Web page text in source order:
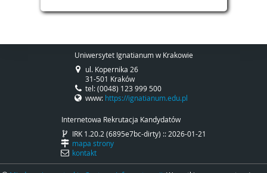
Uniwersytet Ignatianum w Krakowie
ul. Kopernika 26
31-501 Kraków
tel: (0048) 123 999 500
www: https://ignatianum.edu.pl
Internetowa Rekrutacja Kandydatów
IRK 1.20.2 (6895e7bc-dirty) :: 2026-01-21
mapa strony
kontakt